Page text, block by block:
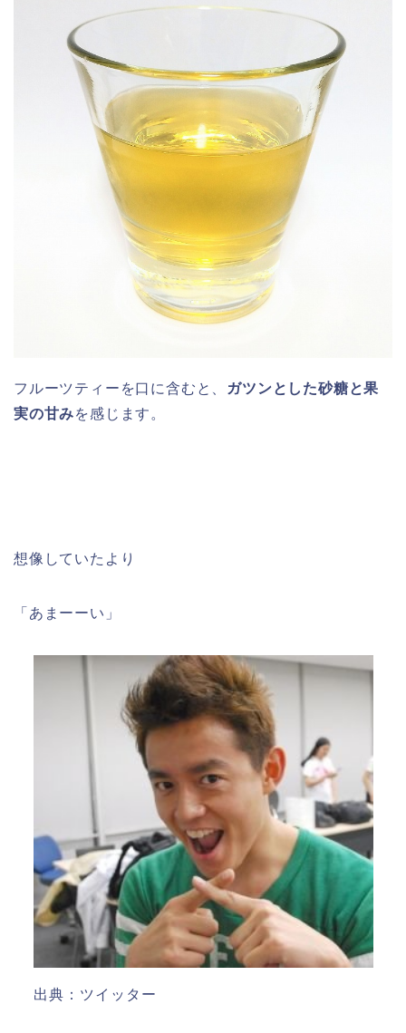
フルーツティーを口に含むと、
ガツンとした砂糖と果
実の甘みを感じます。
想像していたより
「あまーーい」
出典：ツイッター